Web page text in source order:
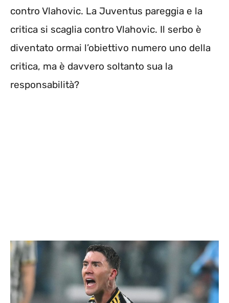
contro Vlahovic. La Juventus pareggia e la
critica si scaglia contro Vlahovic. Il serbo è
diventato ormai l’obiettivo numero uno della
critica, ma è davvero soltanto sua la
responsabilità?